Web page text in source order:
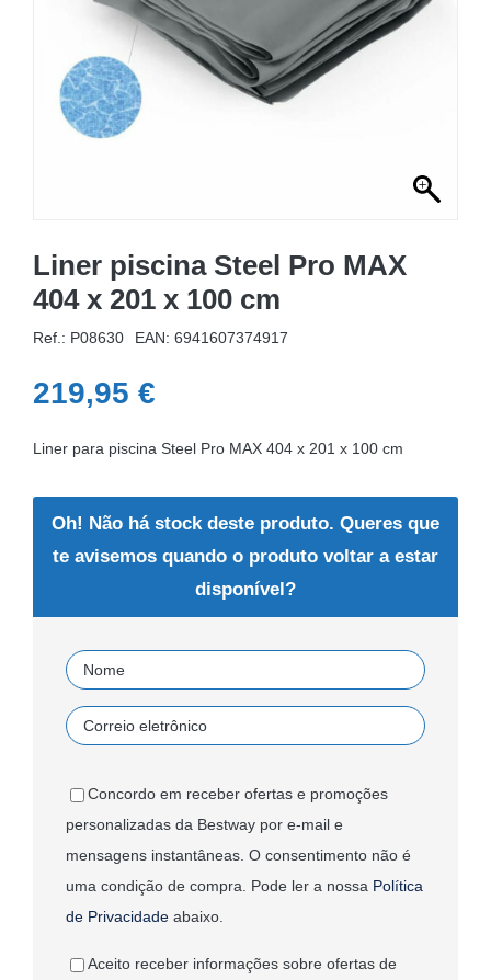
MOBILIÁRIO INSUFLÁVEL
CAMPISMO
ACESSÓRIOS PARA PISCINAS
Liner piscina Steel Pro MAX
404 x 201 x 100 cm
Ref.: P08630 EAN: 6941607374917
219,95 €
Liner para piscina Steel Pro MAX 404 x 201 x 100 cm
Oh! Não há stock deste produto. Queres que
te avisemos quando o produto voltar a estar
disponível?
Concordo em receber ofertas e promoções
personalizadas da Bestway por e-mail e
mensagens instantâneas. O consentimento não é
uma condição de compra. Pode ler a nossa Política
de Privacidadeabaixo.
Aceito receber informações sobre ofertas de